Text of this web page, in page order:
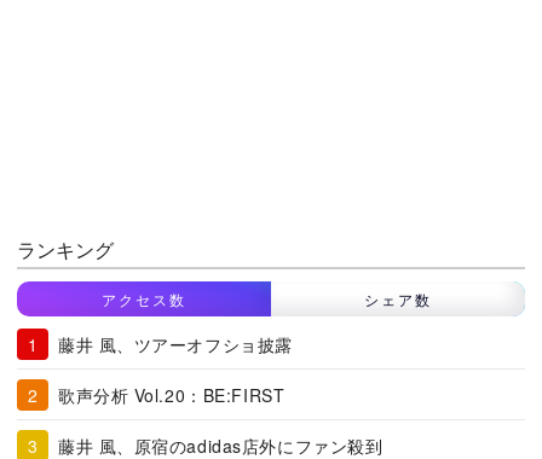
ランキング
アクセス数 シェア数
藤井 風、ツアーオフショ披露
歌声分析 Vol.20：BE:FIRST
藤井 風、原宿のadidas店外にファン殺到